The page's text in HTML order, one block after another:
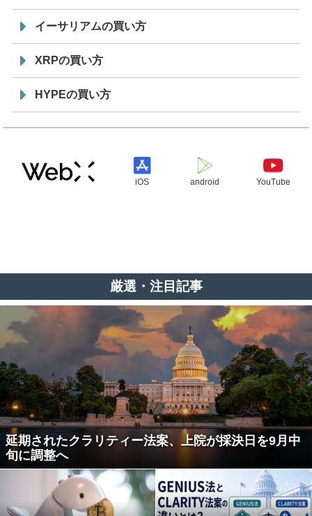
イーサリアムの買い方
XRPの買い方
HYPEの買い方
iOS android YouTube
厳選・注目記事
延期されたクラリティー法案、上院が採決日を9月中
旬に調整へ